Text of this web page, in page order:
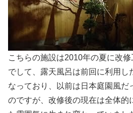
こちらの施設は2010年の夏に改
でして、露天風呂は前回に利用し
なっており、以前は日本庭園風だ
のですが、改修後の現在は全体的